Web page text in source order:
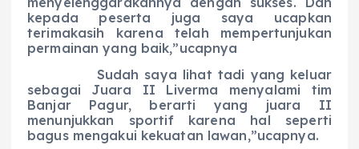
kepada peserta juga saya ucapkan
terimakasih karena telah mempertunjukan
permainan yang baik,”ucapnya
Sudah saya lihat tadi yang keluar
sebagai Juara II Liverma menyalami tim
Banjar Pagur, berarti yang juara II
menunjukkan sportif karena hal seperti
bagus mengakui kekuatan lawan,”ucapnya.